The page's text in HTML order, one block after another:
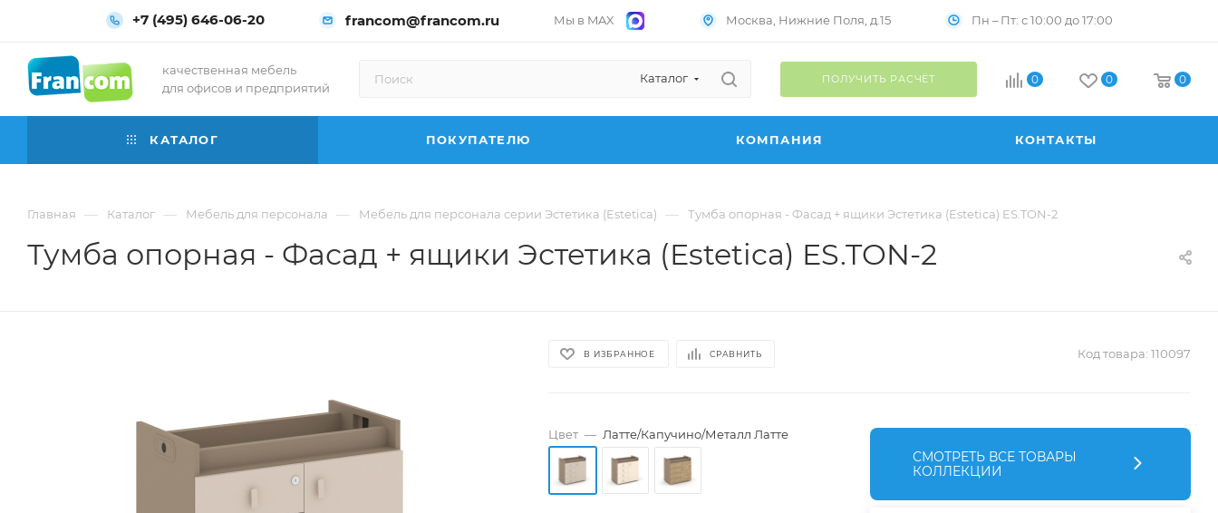
+7 (495) 646-06-20 francom@francom.ru Мы в MAX Москва, Нижние Поля, д.15 Пн – Пт: с 10:00 до 17:00
качественная мебель
для офисов и предприятий
Каталог ПОЛУЧИТЬ РАСЧЁТ 0 0 0
КАТАЛОГ ПОКУПАТЕЛЮ КОМПАНИЯ КОНТАКТЫ
Главная — Каталог — Мебель для персонала — Мебель для персонала серии Эстетика (Estetica) — Тумба опорная - Фасад + ящики Эстетика (Estetica) ES.TON-2
Тумба опорная - Фасад + ящики Эстетика (Estetica) ES.TON-2
В ИЗБРАННОЕ СРАВНИТЬ Код товара: 110097
Цвет — Латте/Капучино/Металл Латте
СМОТРЕТЬ ВСЕ ТОВАРЫ
КОЛЛЕКЦИИ